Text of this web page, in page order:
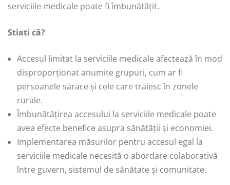
serviciile medicale poate fi îmbunătățit.
Stiati că?
Accesul limitat la serviciile medicale afectează în mod
disproporționat anumite grupuri, cum ar fi
persoanele sărace și cele care trăiesc în zonele
rurale.
Îmbunătățirea accesului la serviciile medicale poate
avea efecte benefice asupra sănătății și economiei.
Implementarea măsurilor pentru accesul egal la
serviciile medicale necesită o abordare colaborativă
între guvern, sistemul de sănătate și comunitate.